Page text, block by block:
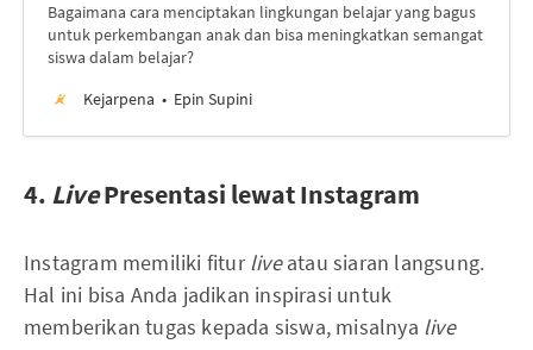
Bagaimana cara menciptakan lingkungan belajar yang bagus
untuk perkembangan anak dan bisa meningkatkan semangat
siswa dalam belajar?
Kejarpena
Epin Supini
4. LivePresentasi lewat Instagram
Instagram memiliki fitur liveatau siaran langsung.
Hal ini bisa Anda jadikan inspirasi untuk
memberikan tugas kepada siswa, misalnya live